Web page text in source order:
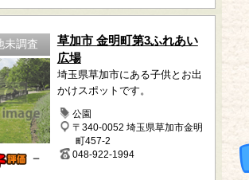
未調査
－
草加市 金明町第3ふれあい
広場
埼玉県草加市にある子供とお出
かけスポットです。
公園
〒340-0052 埼玉県草加市金明
町457-2
048-922-1994